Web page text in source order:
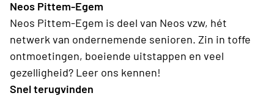
Neos Pittem-Egem
Neos Pittem-Egem is deel van Neos vzw, hét
netwerk van ondernemende senioren. Zin in toffe
ontmoetingen, boeiende uitstappen en veel
gezelligheid? Leer ons kennen!
Snel terugvinden